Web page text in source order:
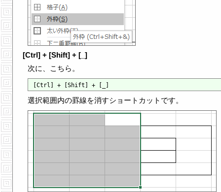
[Ctrl] + [Shift] + [_]
次に、こちら。
選択範囲内の罫線を消すショートカットです。